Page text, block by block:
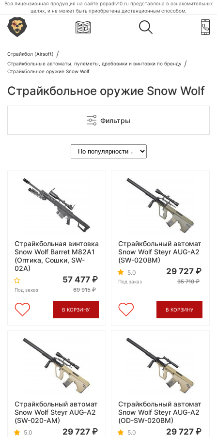
Вся лицензионная продукция на сайте popadiv10.ru представлена в ознакомительных
целях, и не может быть приобретена дистанционным способом.
Страйкбол (Airsoft)
Страйкбольные автоматы, пулеметы, дробовики и винтовки по бренду
Страйкбольное оружие Snow Wolf
Страйкбольное оружие Snow Wolf
Фильтры
Страйкбольная винтовка
Snow Wolf Barret M82A1
(Оптика, Сошки, SW-
02A)
Под заказ
57 477
69 915
В КОРЗИНУ
Страйкбольный автомат
Snow Wolf Steyr AUG-A2
(SW-020BM)
5.0
Под заказ
29 727
35 710
В КОРЗИНУ
Страйкбольный автомат
Snow Wolf Steyr AUG-A2
(SW-020-AM)
5.0 29 727
Страйкбольный автомат
Snow Wolf Steyr AUG-A2
(OD-SW-020BM)
5.0 29 727